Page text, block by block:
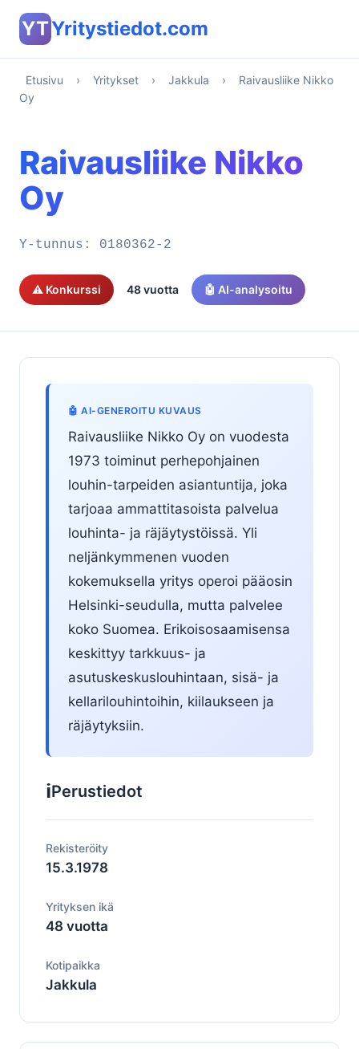
YTYritystiedot.com
Etusivu › Yritykset › Jakkula ›
Raivausliike Nikko
Oy
Raivausliike Nikko
Oy
Y-tunnus: 0180362-2
⚠️ Konkurssi 48 vuotta 🤖 AI-analysoitu
🤖 AI-GENEROITU KUVAUS
Raivausliike Nikko Oy on vuodesta
1973 toiminut perhepohjainen
louhin-tarpeiden asiantuntija, joka
tarjoaa ammattitasoista palvelua
louhinta- ja räjäytystöissä. Yli
neljänkymmenen vuoden
kokemuksella yritys operoi pääosin
Helsinki-seudulla, mutta palvelee
koko Suomea. Erikoisosaamisensa
keskittyy tarkkuus- ja
asutuskeskuslouhintaan, sisä- ja
kellarilouhintoihin, kiilaukseen ja
räjäytyksiin.
ℹ️Perustiedot
Rekisteröity
15.3.1978
Yrityksen ikä
48 vuotta
Kotipaikka
Jakkula